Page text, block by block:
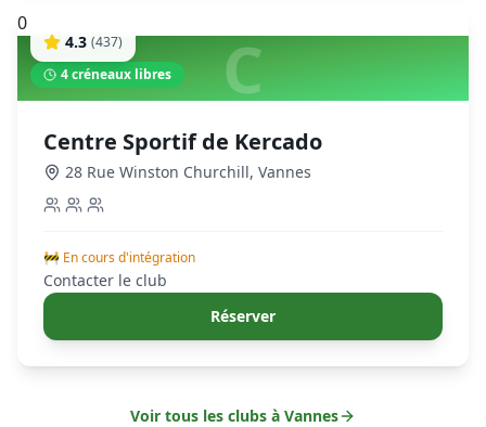
0
C
4.3 (437)
4créneaux libres
Centre Sportif de Kercado
28 Rue Winston Churchill, Vannes
🚧 En cours d'intégration
Contacter le club
Réserver
Voir tous les clubs à Vannes